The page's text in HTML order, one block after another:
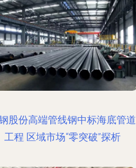
股份高端管线钢中标海底管道
工程 区域市场“零突破”探析